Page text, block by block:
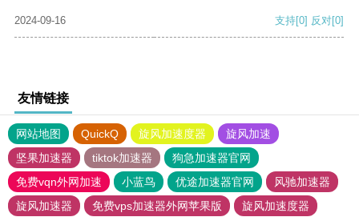
2024-09-16 支持[0] 反对[0]
友情链接
网站地图 QuickQ 旋风加速度器
旋风加速
坚果加速器
tiktok加速器
狗急加速器官网
免费vqn外网加速
小蓝鸟 优途加速器官网
风驰加速器
旋风加速器
免费vps加速器外网苹果版
旋风加速度器